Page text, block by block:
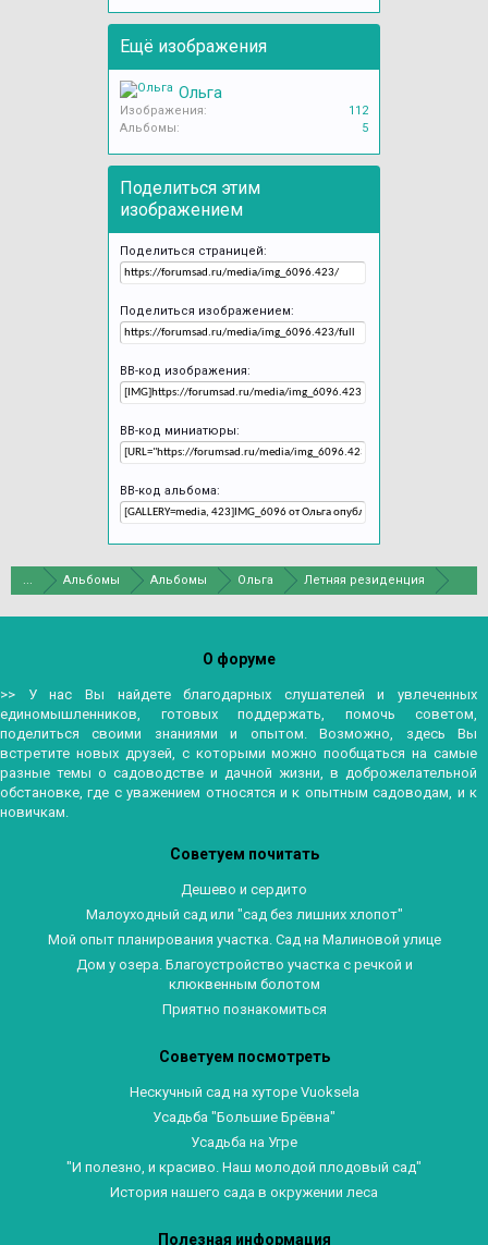
Ещё изображения
Ольга
Изображения:
112
Альбомы:
5
Поделиться этим
изображением
Поделиться страницей:
Поделиться изображением:
BB-код изображения:
BB-код миниатюры:
BB-код альбома:
... Альбомы Альбомы Ольга Летняя резиденция
О форуме
>> У нас Вы найдете благодарных слушателей и увлеченных
единомышленников, готовых поддержать, помочь советом,
поделиться своими знаниями и опытом. Возможно, здесь Вы
встретите новых друзей, с которыми можно пообщаться на самые
разные темы о садоводстве и дачной жизни, в доброжелательной
обстановке, где с уважением относятся и к опытным садоводам, и к
новичкам.
Советуем почитать
Дешево и сердито
Малоуходный сад или "сад без лишних хлопот"
Мой опыт планирования участка. Сад на Малиновой улице
Дом у озера. Благоустройство участка с речкой и
клюквенным болотом
Приятно познакомиться
Советуем посмотреть
Нескучный сад на хуторе Vuoksela
Усадьба "Большие Брёвна"
Усадьба на Угре
"И полезно, и красиво. Наш молодой плодовый сад"
История нашего сада в окружении леса
Полезная информация